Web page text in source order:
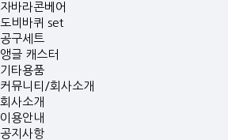
자바라콘베어
도비바퀴 set
공구세트
앵글 캐스터
기타용품
커뮤니티/회사소개
회사소개
이용안내
공지사항